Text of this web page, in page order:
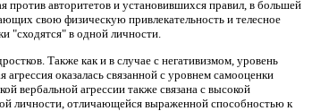
против авторитетов и установившихся правил, в большей
свою физическую привлекательность и телесное
"сходятся" в одной личности.
Также как и в случае с негативизмом, уровень
оказалась связанной с уровнем самооценки
вербальной агрессии также связана с высокой
личности, отличающейся выраженной способностью к